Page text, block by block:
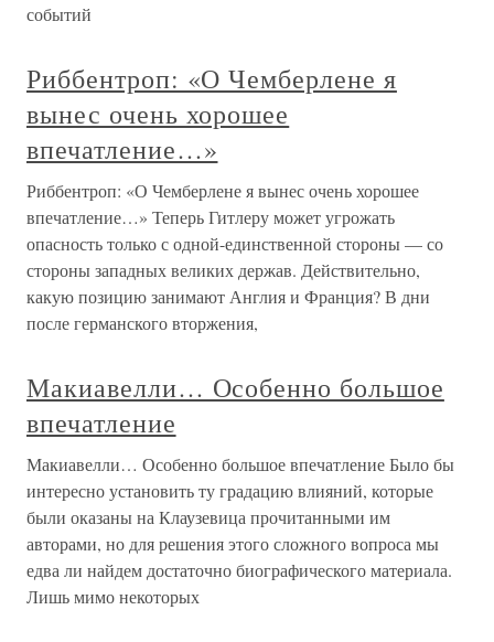
событий
Риббентроп: «О Чемберлене я
вынес очень хорошее
впечатление…»
Риббентроп: «О Чемберлене я вынес очень хорошее
впечатление…» Теперь Гитлеру может угрожать
опасность только с одной-единственной стороны — со
стороны западных великих держав. Действительно,
какую позицию занимают Англия и Франция? В дни
после германского вторжения,
Макиавелли… Особенно большое
впечатление
Макиавелли… Особенно большое впечатление Было бы
интересно установить ту градацию влияний, которые
были оказаны на Клаузевица прочитанными им
авторами, но для решения этого сложного вопроса мы
едва ли найдем достаточно биографического материала.
Лишь мимо некоторых